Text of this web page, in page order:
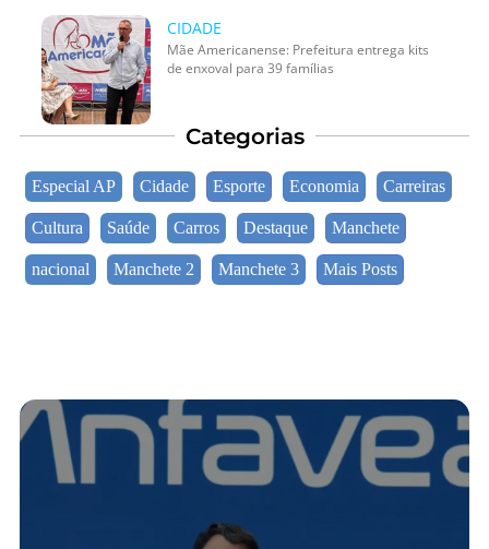
CIDADE
Mãe Americanense: Prefeitura entrega kits
de enxoval para 39 famílias
Categorias
Especial AP Cidade Esporte Economia Carreiras
Cultura Saúde Carros Destaque Manchete
nacional Manchete 2 Manchete 3 Mais Posts